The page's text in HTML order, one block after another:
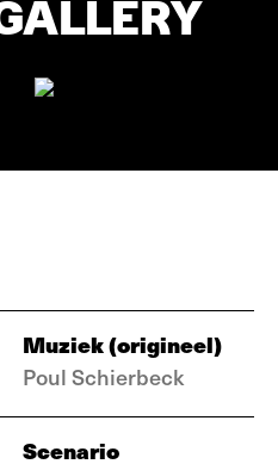
Muziek (origineel)
Poul Schierbeck
Scenario